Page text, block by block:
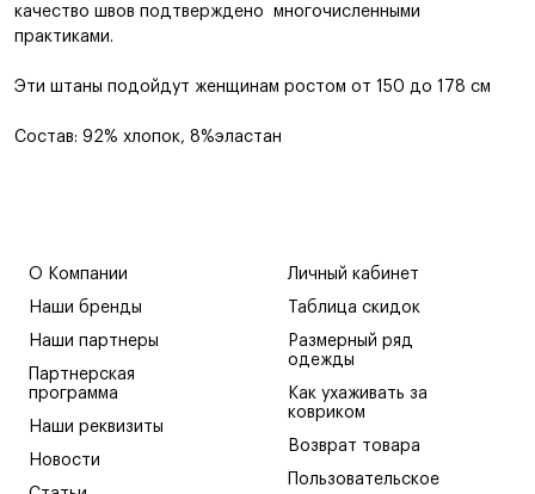
качество швов подтверждено многочисленными
практиками.
Эти штаны подойдут женщинам ростом от 150 до 178 см
Состав: 92% хлопок, 8%эластан
О Компании
Наши бренды
Наши партнеры
Партнерская
программа
Наши реквизиты
Новости
Личный кабинет
Таблица скидок
Размерный ряд
одежды
Как ухаживать за
ковриком
Возврат товара
Пользовательское